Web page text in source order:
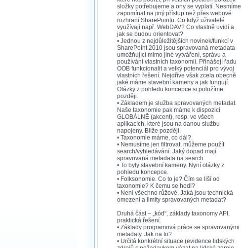
složky potřebujeme a ony se vyplatí. Nesmíme
zapomínat na jiný přístup než přes webové
rozhraní SharePointu. Co když uživatelé
využívají např. WebDAV? Co vlastně uvidí a
jak se budou orientovat?
• Jednou z nejdůležitějších novinek/funkcí v
SharePoint 2010 jsou spravovaná metadata
umožňující mimo jiné vytváření, správu a
používání vlastních taxonomií. Přinášejí řadu
OOB funkcionalit a velký potenciál pro vývoj
vlastních řešení. Nejdříve však zcela obecně
jaké máme stavební kameny a jak fungují.
Otázky z pohledu koncepce si položíme
později.
• Základem je služba spravovaných metadat.
Naše taxonomie pak máme k dispozici
GLOBÁLNĚ (akcent), resp. ve všech
aplikacích, které jsou na danou službu
napojeny. Blíže později.
• Taxonomie máme, co dál?.
• Nemusíme jen filtrovat, můžeme použít
search/vyhledávání. Jaký dopad mají
spravovaná metadata na search.
• To byly stavební kameny. Nyní otázky z
pohledu koncepce.
• Folksonomie. Co to je? Čím se liší od
taxonomie? K čemu se hodí?
• Není všechno růžové. Jaká jsou technická
omezení a limity spravovaných metadat?
Druhá část – „kód“, základy taxonomy API,
praktická řešení.
• Základy programová práce se spravovanými
metadaty. Jak na to?
• Určitá konkrétní situace (evidence lidských